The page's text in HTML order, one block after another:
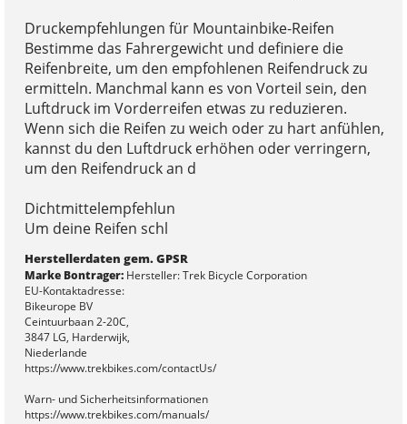
Druckempfehlungen für Mountainbike-Reifen
Bestimme das Fahrergewicht und definiere die
Reifenbreite, um den empfohlenen Reifendruck zu
ermitteln. Manchmal kann es von Vorteil sein, den
Luftdruck im Vorderreifen etwas zu reduzieren.
Wenn sich die Reifen zu weich oder zu hart anfühlen,
kannst du den Luftdruck erhöhen oder verringern,
um den Reifendruck an d
Dichtmittelempfehlun
Um deine Reifen schl
Herstellerdaten gem. GPSR
Marke Bontrager:Hersteller: Trek Bicycle Corporation
EU-Kontaktadresse:
Bikeurope BV
Ceintuurbaan 2-20C,
3847 LG, Harderwijk,
Niederlande
https://www.trekbikes.com/contactUs/
Warn- und Sicherheitsinformationen
https://www.trekbikes.com/manuals/